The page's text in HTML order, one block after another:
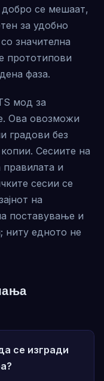
се мешаат,
за удобно
значителна
прототипови
фаза.
мод за
Ова овозможи
градови без
Сесиите на
правилата и
сесии се
на
поставување и
ниту едното не
се изгради